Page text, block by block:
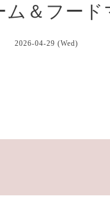
ム＆フード
2026-04-29 (Wed)